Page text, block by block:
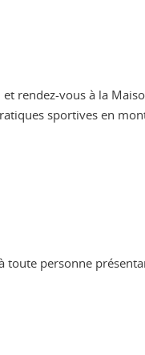
rendez-vous à la
sportives en
toute personne